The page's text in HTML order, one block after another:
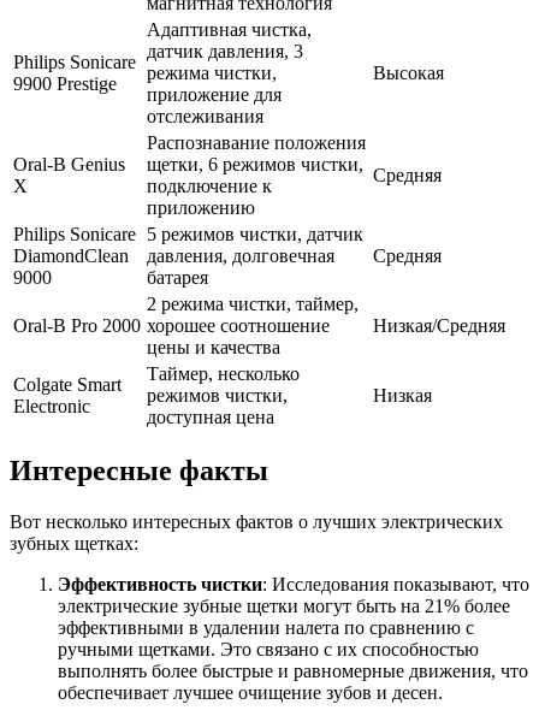
Philips Sonicare
9900 Prestige
Адаптивная чистка,
датчик давления, 3
режима чистки,
приложение для
отслеживания
Высокая
Oral-B Genius
X
Распознавание положения
щетки, 6 режимов чистки,
подключение к
приложению
Средняя
Philips Sonicare
DiamondClean
9000
5 режимов чистки, датчик
давления, долговечная
батарея
Средняя
Oral-B Pro 2000
2 режима чистки, таймер,
хорошее соотношение
цены и качества
Низкая/Средняя
Colgate Smart
Electronic
Таймер, несколько
режимов чистки,
доступная цена
Низкая
Интересные факты
Вот несколько интересных фактов о лучших электрических
зубных щетках:
Эффективность чистки: Исследования показывают, что
электрические зубные щетки могут быть на 21% более
эффективными в удалении налета по сравнению с
ручными щетками. Это связано с их способностью
выполнять более быстрые и равномерные движения, что
обеспечивает лучшее очищение зубов и десен.